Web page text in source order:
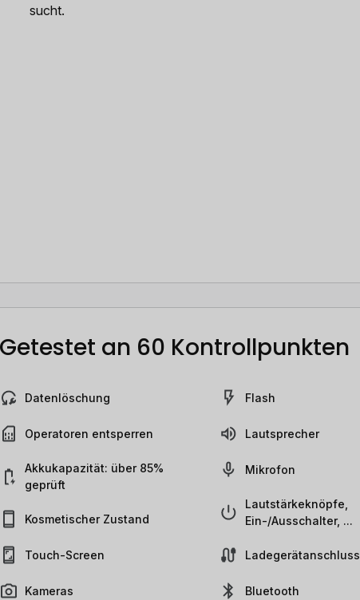
sucht.
Getestet an 60 Kontrollpunkten
Datenlöschung
Operatoren entsperren
Akkukapazität: über 85%
geprüft
Kosmetischer Zustand
Touch-Screen
Kameras
Flash
Lautsprecher
Mikrofon
Lautstärkeknöpfe,
Ein-/Ausschalter, ...
Ladegerätanschluss
Bluetooth